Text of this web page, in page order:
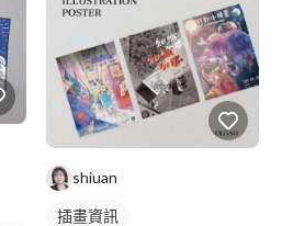
shiuan
插畫資訊